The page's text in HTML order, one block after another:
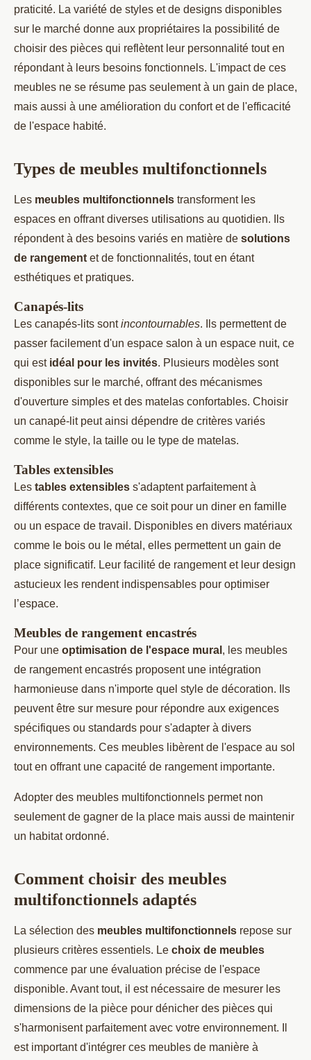
praticité. La variété de styles et de designs disponibles
sur le marché donne aux propriétaires la possibilité de
choisir des pièces qui reflètent leur personnalité tout en
répondant à leurs besoins fonctionnels. L'impact de ces
meubles ne se résume pas seulement à un gain de place,
mais aussi à une amélioration du confort et de l'efficacité
de l'espace habité.
Types de meubles multifonctionnels
Les meubles multifonctionnels transforment les
espaces en offrant diverses utilisations au quotidien. Ils
répondent à des besoins variés en matière de solutions
de rangement et de fonctionnalités, tout en étant
esthétiques et pratiques.
Canapés-lits
Les canapés-lits sontincontournables. Ils permettent de
passer facilement d'un espace salon à un espace nuit, ce
qui est idéal pour les invités. Plusieurs modèles sont
disponibles sur le marché, offrant des mécanismes
d'ouverture simples et des matelas confortables. Choisir
un canapé-lit peut ainsi dépendre de critères variés
comme le style, la taille ou le type de matelas.
Tables extensibles
Les tables extensibles s'adaptent parfaitement à
différents contextes, que ce soit pour un diner en famille
ou un espace de travail. Disponibles en divers matériaux
comme le bois ou le métal, elles permettent un gain de
place significatif. Leur facilité de rangement et leur design
astucieux les rendent indispensables pour optimiser
l’espace.
Meubles de rangement encastrés
Pour une optimisation de l'espace mural , les meubles
de rangement encastrés proposent une intégration
harmonieuse dans n'importe quel style de décoration. Ils
peuvent être sur mesure pour répondre aux exigences
spécifiques ou standards pour s'adapter à divers
environnements. Ces meubles libèrent de l'espace au sol
tout en offrant une capacité de rangement importante.
Adopter des meubles multifonctionnels permet non
seulement de gagner de la place mais aussi de maintenir
un habitat ordonné.
Comment choisir des meubles
multifonctionnels adaptés
La sélection des meubles multifonctionnels repose sur
plusieurs critères essentiels. Le choix de meubles
commence par une évaluation précise de l'espace
disponible. Avant tout, il est nécessaire de mesurer les
dimensions de la pièce pour dénicher des pièces qui
s'harmonisent parfaitement avec votre environnement. Il
est important d'intégrer ces meubles de manière à